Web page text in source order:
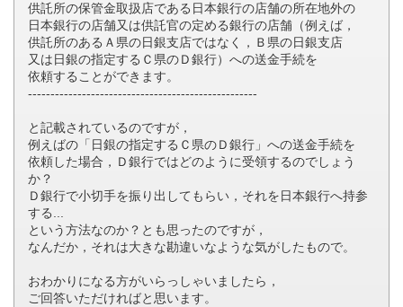
供託所の保管金取扱店である日本銀行の店舗の所在地外の
日本銀行の店舗又は供託官の定める銀行の店舗（例えば，
供託所のあるＡ県の日銀支店ではなく，Ｂ県の日銀支店
又は日銀の指定するＣ県のＤ銀行）への送金手続を
依頼することができます。
---------------------------------------------------
と記載されているのですが，
例えばの「日銀の指定するＣ県のＤ銀行」への送金手続を
依頼した場合，Ｄ銀行ではどのように受領するのでしょう
か？
Ｄ銀行で小切手を振り出してもらい，それを日本銀行へ持参
する...
という方法なのか？とも思ったのですが，
なんだか，それは大きな勘違いなような気がしたもので。
おわかりになる方がいらっしゃいましたら，
ご回答いただければと思います。